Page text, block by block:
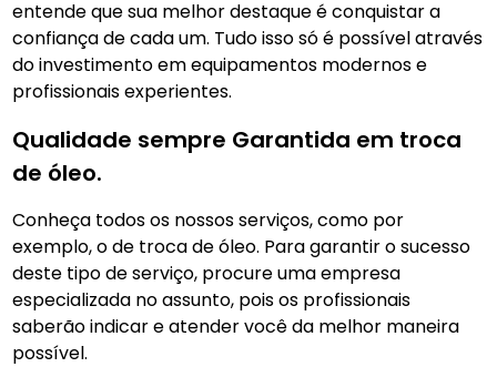
entende que sua melhor destaque é conquistar a
confiança de cada um. Tudo isso só é possível através
do investimento em equipamentos modernos e
profissionais experientes.
Qualidade sempre Garantida em troca
de óleo.
Conheça todos os nossos serviços, como por
exemplo, o de troca de óleo. Para garantir o sucesso
deste tipo de serviço, procure uma empresa
especializada no assunto, pois os profissionais
saberão indicar e atender você da melhor maneira
possível.